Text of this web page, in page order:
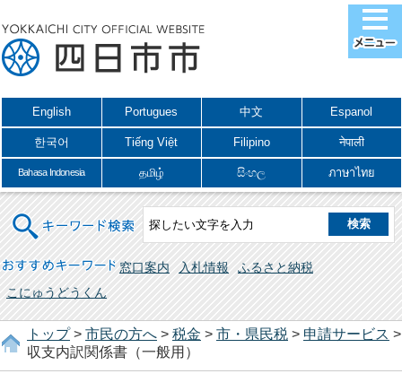
English Portugues 中文 Espanol
한국어 Tiếng Việt Filipino नेपाली
Bahasa Indonesia தமிழ் සිංහල ภาษาไทย
キーワード検索
おすすめキーワード 窓口案内 入札情報
ふるさと納税
こにゅうどうくん
トップ> 市民の方へ > 税金 > 市・県民税 > 申請サービス >
収支内訳関係書（一般用）